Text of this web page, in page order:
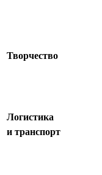
Творчество
Логистика
и транспорт